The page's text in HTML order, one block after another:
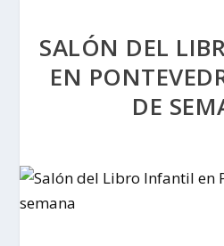
SALÓN DEL
EN
DE